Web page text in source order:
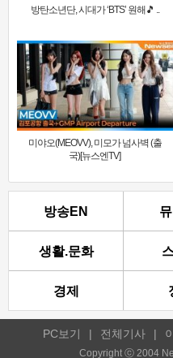
방탄소년단, 시대가 ‘BTS’ 원해🎵 ..
미야오(MEOVV), 미모가 넘사벽 (출
국)[뉴스엔TV]
방송EN
생활.문화
경제
PC보기 | 전체기사 |
Copyright ⓒ 2004